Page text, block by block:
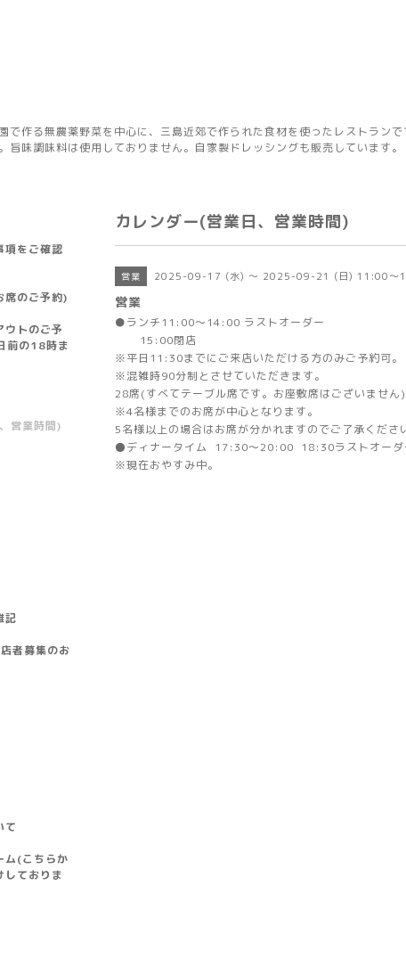
で作る無農薬野菜を中心に、三島近郊で作られた食材を使ったレストラン
旨味調味料は使用しておりません。自家製ドレッシングも販売しています。
カレンダー(営業日、営業時間)
営業 2025-09-17 (水) ～ 2025-09-21 (日) 11:00～
営業
●ランチ11:00～14:00 ラストオーダー
15:00閉店
※平日11:30までにご来店いただける方のみご予約可。
※混雑時90分制とさせていただきます。
28席(すべてテーブル席です。お座敷席はございません)
※4名様までのお席が中心となります。
5名様以上の場合はお席が分かれますのでご了承くださ
⚫ディナータイム 17:30～20:00 18:30ラストオーダ
※現在おやすみ中。
項をご確認
席のご予約)
ウトのご予
前の18時ま
営業時間)
記
者募集のお
て
ム(こちらか
しておりま